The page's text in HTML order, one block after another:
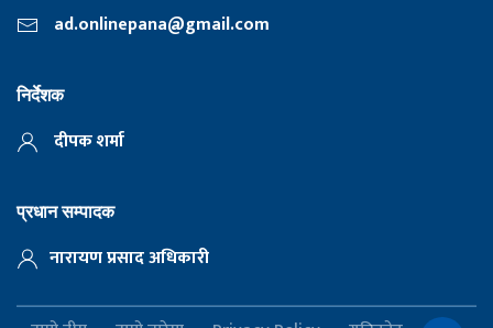
ad.onlinepana@gmail.com
निर्देशक
दीपक शर्मा
प्रधान सम्पादक
नारायण प्रसाद अधिकारी